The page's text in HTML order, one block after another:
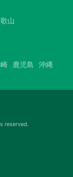
山
鹿児島 沖縄
reserved.